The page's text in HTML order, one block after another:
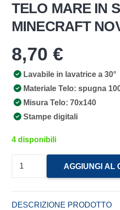
TELO MARE IN
MINECRAFT
8,70 €
Lavabile in lavatrice a 30°
Materiale Telo: spugna
Misura Telo: 70x140
Stampe digitali
4 disponibili
Spugna
AGGIUNGI AL
DESCRIZIONE PRODOTTO